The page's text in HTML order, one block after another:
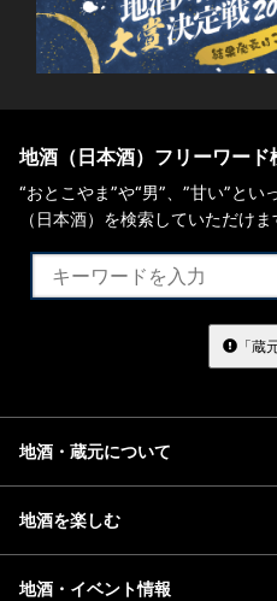
地酒（日本酒）フリーワード
“おとこやま”や“男”、”甘い”と
（日本酒）を検索していただけま
「蔵
地酒・蔵元について
地酒を楽しむ
地酒・イベント情報